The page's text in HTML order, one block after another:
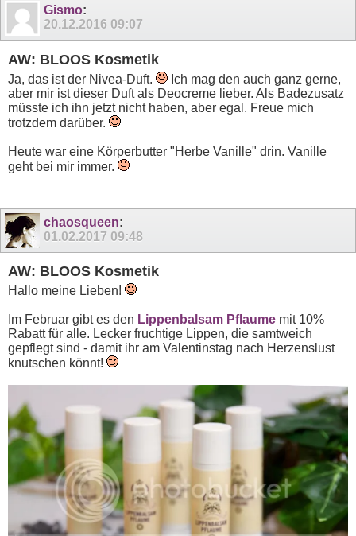
Gismo:
20.12.2016 09:07
AW: BLOOS Kosmetik
Ja, das ist der Nivea-Duft.
Ich mag den auch ganz gerne,
aber mir ist dieser Duft als Deocreme lieber. Als Badezusatz
müsste ich ihn jetzt nicht haben, aber egal. Freue mich
trotzdem darüber.
Heute war eine Körperbutter "Herbe Vanille" drin. Vanille
geht bei mir immer.
chaosqueen:
01.02.2017 09:48
AW: BLOOS Kosmetik
Hallo meine Lieben!
Im Februar gibt es den Lippenbalsam Pflaume mit 10%
Rabatt für alle. Lecker fruchtige Lippen, die samtweich
gepflegt sind - damit ihr am Valentinstag nach Herzenslust
knutschen könnt!